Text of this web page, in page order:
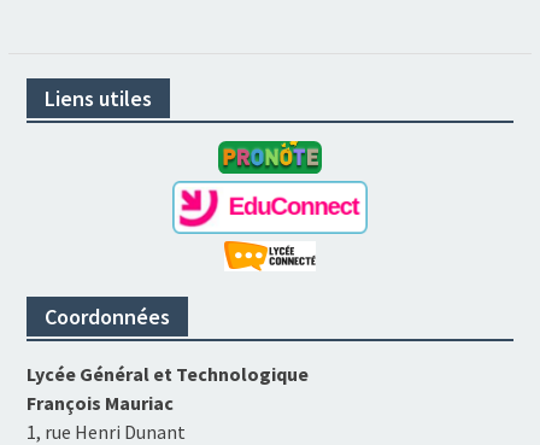
Liens utiles
Coordonnées
Lycée Général et Technologique
François Mauriac
1, rue Henri Dunant